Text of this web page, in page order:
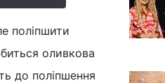
поліпшити
оливкова
до поліпшення